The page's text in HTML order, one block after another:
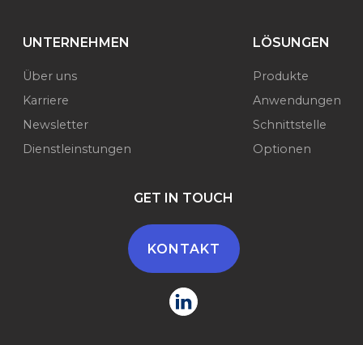
UNTERNEHMEN
Über uns
Karriere
Newsletter
Dienstleinstungen
LÖSUNGEN
Produkte
Anwendungen
Schnittstelle
Optionen
GET IN TOUCH
KONTAKT